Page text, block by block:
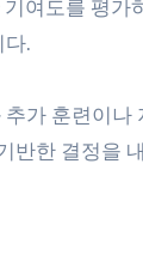
여도를 평
다.
가 훈련이
반한 결정을